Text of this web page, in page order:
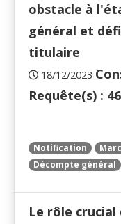
obstacle à
général et
titulaire
18/12/2023
Requête(s) :
Notification
Décompte général
Le rôle crucial